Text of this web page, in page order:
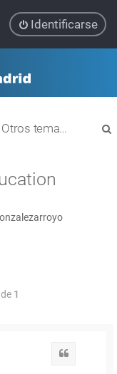
Identificarse
Otros temas relacionados con las TIC
de 1